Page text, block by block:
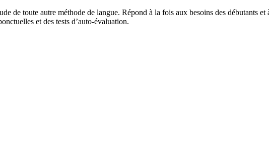
de toute autre méthode de langue. Répond à la fois aux besoins des débutants et
et des tests d’auto-évaluation.